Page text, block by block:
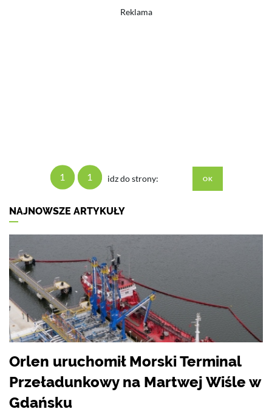
Reklama
1 1 idz do strony:
NAJNOWSZE ARTYKUŁY
Orlen uruchomił Morski Terminal
Przeładunkowy na Martwej Wiśle w
Gdańsku